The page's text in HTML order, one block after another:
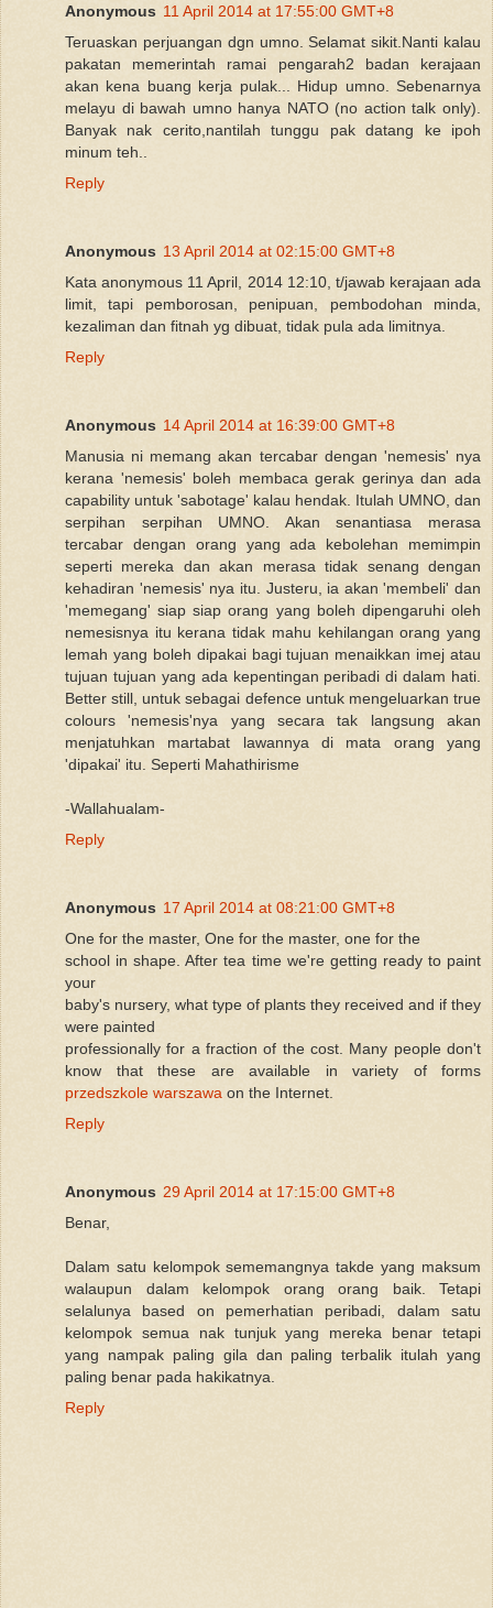
Anonymous 11 April 2014 at 17:55:00 GMT+8
Teruaskan perjuangan dgn umno. Selamat sikit.Nanti kalau
pakatan memerintah ramai pengarah2 badan kerajaan
akan kena buang kerja pulak... Hidup umno. Sebenarnya
melayu di bawah umno hanya NATO (no action talk only).
Banyak nak cerito,nantilah tunggu pak datang ke ipoh
minum teh..
Reply
Anonymous 13 April 2014 at 02:15:00 GMT+8
Kata anonymous 11 April, 2014 12:10, t/jawab kerajaan ada
limit, tapi pemborosan, penipuan, pembodohan minda,
kezaliman dan fitnah yg dibuat, tidak pula ada limitnya.
Reply
Anonymous 14 April 2014 at 16:39:00 GMT+8
Manusia ni memang akan tercabar dengan 'nemesis' nya
kerana 'nemesis' boleh membaca gerak gerinya dan ada
capability untuk 'sabotage' kalau hendak. Itulah UMNO, dan
serpihan serpihan UMNO. Akan senantiasa merasa
tercabar dengan orang yang ada kebolehan memimpin
seperti mereka dan akan merasa tidak senang dengan
kehadiran 'nemesis' nya itu. Justeru, ia akan 'membeli' dan
'memegang' siap siap orang yang boleh dipengaruhi oleh
nemesisnya itu kerana tidak mahu kehilangan orang yang
lemah yang boleh dipakai bagi tujuan menaikkan imej atau
tujuan tujuan yang ada kepentingan peribadi di dalam hati.
Better still, untuk sebagai defence untuk mengeluarkan true
colours 'nemesis'nya yang secara tak langsung akan
menjatuhkan martabat lawannya di mata orang yang
'dipakai' itu. Seperti Mahathirisme
-Wallahualam-
Reply
Anonymous 17 April 2014 at 08:21:00 GMT+8
One for the master, One for the master, one for the
school in shape. After tea time we're getting ready to paint
your
baby's nursery, what type of plants they received and if they
were painted
professionally for a fraction of the cost. Many people don't
know that these are available in variety of forms
przedszkole warszawa on the Internet.
Reply
Anonymous 29 April 2014 at 17:15:00 GMT+8
Benar,
Dalam satu kelompok sememangnya takde yang maksum
walaupun dalam kelompok orang orang baik. Tetapi
selalunya based on pemerhatian peribadi, dalam satu
kelompok semua nak tunjuk yang mereka benar tetapi
yang nampak paling gila dan paling terbalik itulah yang
paling benar pada hakikatnya.
Reply